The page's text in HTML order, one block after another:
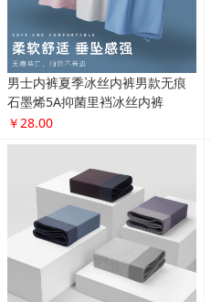
男士内裤夏季冰丝内裤男款无痕
石墨烯5A抑菌里裆冰丝内裤
￥28.00